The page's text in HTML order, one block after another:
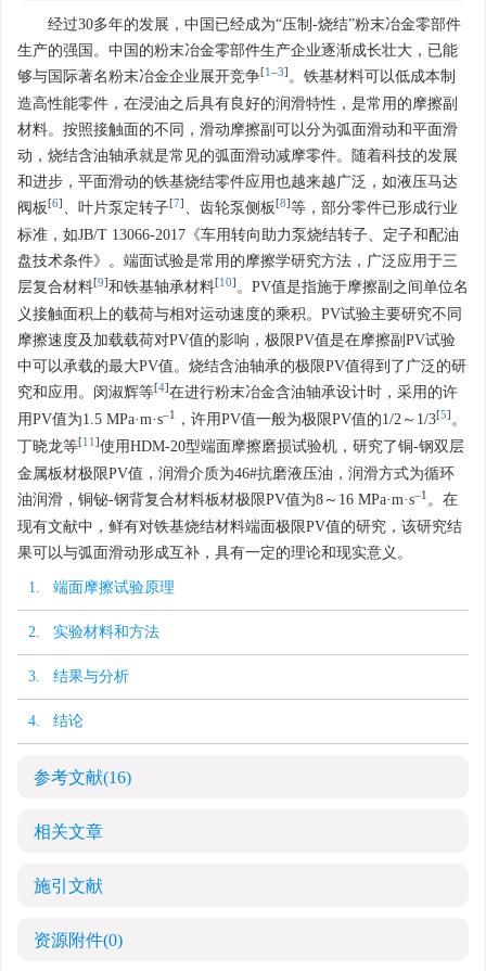
经过30多年的发展，中国已经成为“压制-烧结”粉末冶金零部件
生产的强国。中国的粉末冶金零部件生产企业逐渐成长壮大，已能
够与国际著名粉末冶金企业展开竞争[1 ‒3] 。铁基材料可以低成本制
造高性能零件，在浸油之后具有良好的润滑特性，是常用的摩擦副
材料。按照接触面的不同，滑动摩擦副可以分为弧面滑动和平面滑
动，烧结含油轴承就是常见的弧面滑动减摩零件。随着科技的发展
和进步，平面滑动的铁基烧结零件应用也越来越广泛，如液压马达
阀板 [6] 、叶片泵定转子[7] 、齿轮泵侧板 [8]等，部分零件已形成行业
标准，如JB/T 13066-2017《车用转向助力泵烧结转子、定子和配油
盘技术条件》。端面试验是常用的摩擦学研究方法，广泛应用于三
层复合材料[9]和铁基轴承材料[10] 。PV值是指施于摩擦副之间单位名
义接触面积上的载荷与相对运动速度的乘积。PV试验主要研究不同
摩擦速度及加载载荷对PV值的影响，极限PV值是在摩擦副PV试验
中可以承载的最大PV值。烧结含油轴承的极限PV值得到了广泛的研
究和应用。闵淑辉等[4]在进行粉末冶金含油轴承设计时，采用的许
用PV值为1.5 MPa·m·s‒1 ，许用PV值一般为极限PV值的1/2～1/3[5] 。
丁晓龙等[11 ]使用HDM-20型端面摩擦磨损试验机，研究了铜-钢双层
金属板材极限PV值，润滑介质为46#抗磨液压油，润滑方式为循环
油润滑，铜铋-钢背复合材料板材极限PV值为8～16 MPa·m·s‒1 。在
现有文献中，鲜有对铁基烧结材料端面极限PV值的研究，该研究结
果可以与弧面滑动形成互补，具有一定的理论和现实意义。
1. 端面摩擦试验原理
2. 实验材料和方法
3. 结果与分析
4. 结论
参考文献(16)
相关文章
施引文献
资源附件(0)